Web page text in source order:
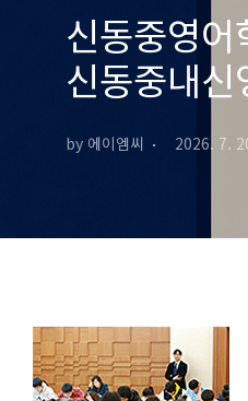
신동중영
신동중내
by 에이엠씨 2026. 7.